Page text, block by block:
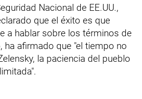
Nacional de EE.UU.,
que el éxito es que
a hablar sobre los términos de
ha afirmado que "el tiempo no
la paciencia del pueblo